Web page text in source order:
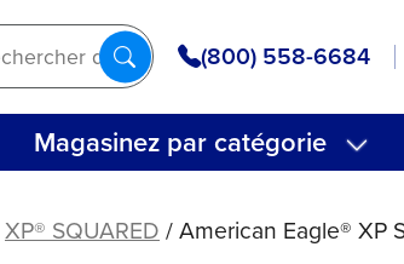
(800) 558-6684
Magasinez par catégorie
XP® SQUARED/ American Eagle® XP